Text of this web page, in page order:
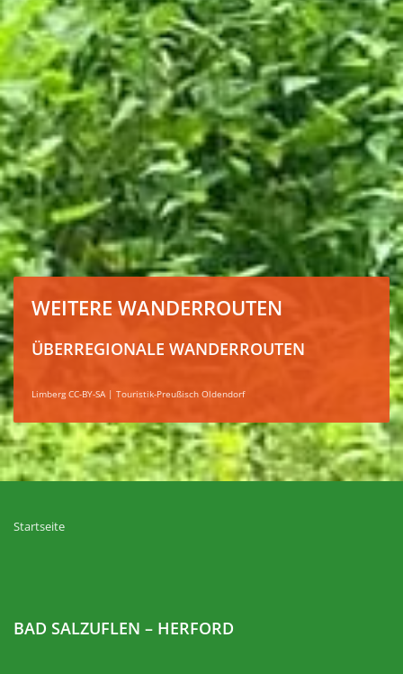
WEITERE WANDERROUTEN
ÜBERREGIONALE WANDERROUTEN
Limberg CC-BY-SA | Touristik-Preußisch Oldendorf
Startseite
BAD SALZUFLEN – HERFORD